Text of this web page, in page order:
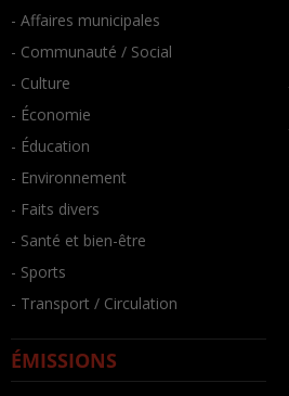
- Affaires municipales
- Communauté / Social
- Culture
- Économie
- Éducation
- Environnement
- Faits divers
- Santé et bien-être
- Sports
- Transport / Circulation
ÉMISSIONS